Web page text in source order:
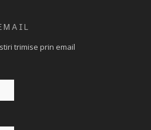
trimise prin email